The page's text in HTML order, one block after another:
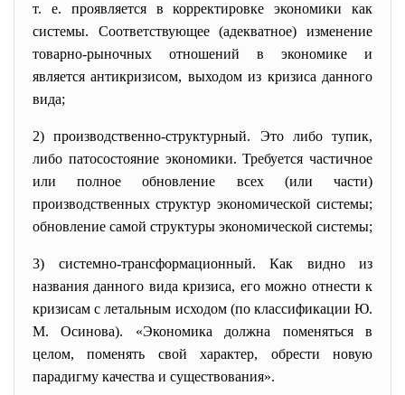
т. е. проявляется в корректировке экономики как
системы. Соответствующее (адекватное) изменение
товарно-рыночных отношений в экономике и
является антикризисом, выходом из кризиса данного
вида;
2) производственно-структурный. Это либо тупик,
либо патосостояние экономики. Требуется частичное
или полное обновление всех (или части)
производственных структур экономической системы;
обновление самой структуры экономической системы;
3) системно-трансформационный. Как видно из
названия данного вида кризиса, его можно отнести к
кризисам с летальным исходом (по классификации Ю.
М. Осинова). «Экономика должна поменяться в
целом, поменять свой характер, обрести
новую
парадигму качества и существования».